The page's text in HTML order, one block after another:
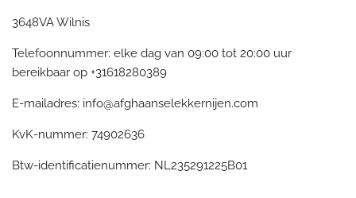
3648VA Wilnis
Telefoonnummer: elke dag van 09:00 tot 20:00 uur
bereikbaar op +31618280389
E-mailadres: info@afghaanselekkernijen.com
KvK-nummer: 74902636
Btw-identificatienummer: NL235291225B01